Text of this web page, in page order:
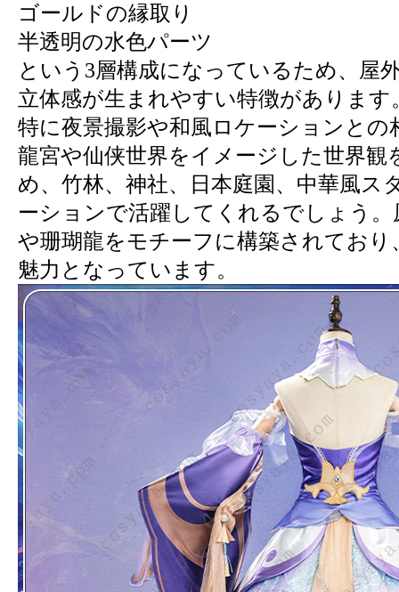
ゴールドの縁取り
半透明の水色パーツ
という3層構成になっているため、屋
立体感が生まれやすい特徴があります
特に夜景撮影や和風ロケーションとの
龍宮や仙侠世界をイメージした世界
め、竹林、神社、日本庭園、中華風ス
ーションで活躍してくれるでしょう
や珊瑚龍をモチーフに構築されてお
魅力となっています。